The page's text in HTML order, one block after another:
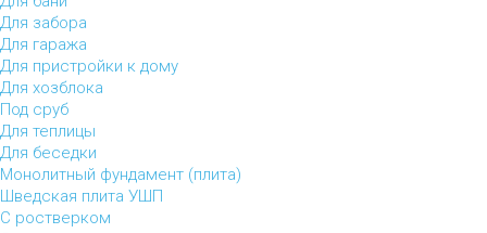
Для забора
Для гаража
Для пристройки к дому
Для хозблока
Под сруб
Для теплицы
Для беседки
Монолитный фундамент (плита)
Шведская плита УШП
С ростверком